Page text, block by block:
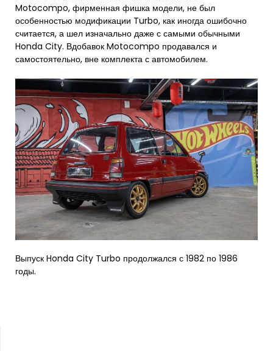
Motocompo, фирменная фишка модели, не был
особенностью модификации Turbo, как иногда ошибочно
считается, а шел изначально даже с самыми обычными
Honda City. Вдобавок Motocompo продавался и
самостоятельно, вне комплекта с автомобилем.
Выпуск Honda City Turbo продолжался с 1982 по 1986
годы.